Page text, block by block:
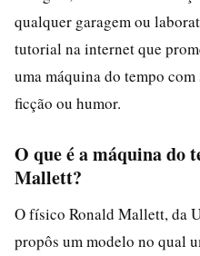
qualquer garagem ou
tutorial na internet que
uma máquina do tempo
ficção ou humor.
O que é a máquina do
Mallett?
O físico Ronald Mallett, da
propôs um modelo no qual